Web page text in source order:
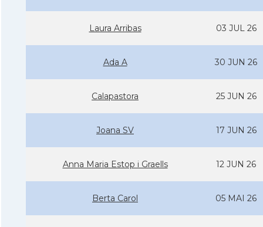
Laura Arribas 03 JUL 26
Ada A 30 JUN 26
Calapastora 25 JUN 26
Joana SV 17 JUN 26
Anna Maria Estop i Graells 12 JUN 26
Berta Carol 05 MAI 26